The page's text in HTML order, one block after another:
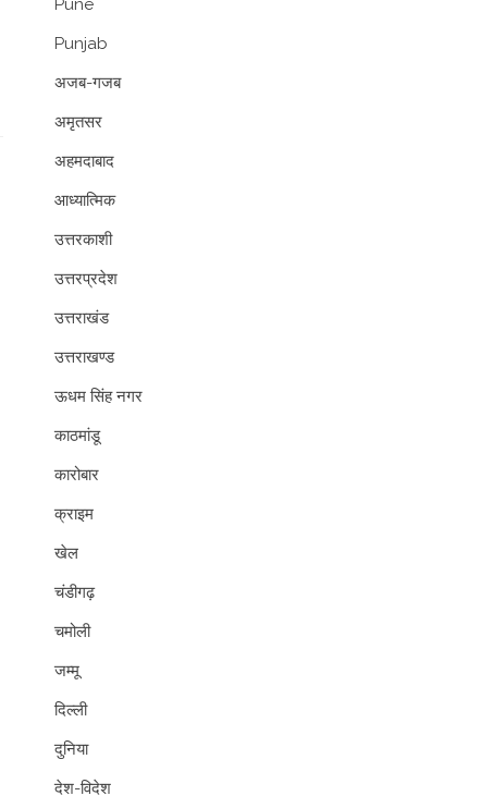
Pune
Punjab
अजब-गजब
अमृतसर
अहमदाबाद
आध्यात्मिक
उत्तरकाशी
उत्तरप्रदेश
उत्तराखंड
उत्तराखण्ड
ऊधम सिंह नगर
काठमांडू
कारोबार
क्राइम
खेल
चंडीगढ़
चमोली
जम्मू
दिल्ली
दुनिया
देश-विदेश